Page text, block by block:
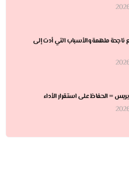
ناجحة ملهمة والأسباب التي أدت إلى
= الحفاظ على استقرار الأداء